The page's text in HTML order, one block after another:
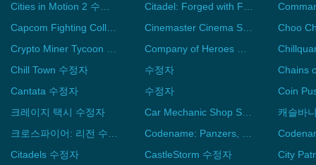
Cities in Motion 2 수정자
Citadel: Forged with Fire 수정자
Capcom Fighting Collection 2 수정자
Cinemaster Cinema Simulator 수정자
Crypto Miner Tycoon Simulator 수정자
Company of Heroes 수정자
Chill Town 수정자
수정자
Cantata 수정자
수정자
크레이지 택시 수정자
Car Mechanic Shop Simulator 수정자
크로스파이어: 리전 수정자
Codename: Panzers, Phase Two 수정자
Citadels 수정자
CastleStorm 수정자